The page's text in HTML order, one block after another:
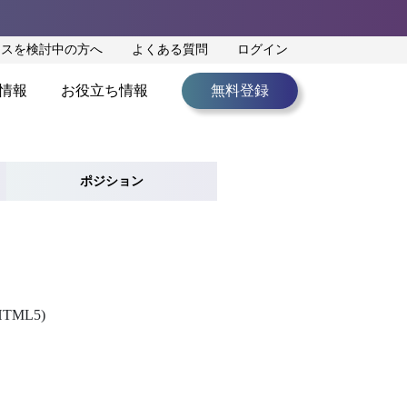
を検討中の方へ よくある質問 ログイン
報 お役立ち情報 無料登録
ポジション